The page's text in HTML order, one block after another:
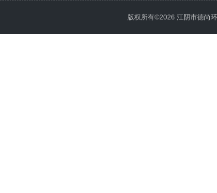
版权所有©2026 江阴市德尚